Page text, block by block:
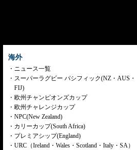
海外
ニュース一覧
スーパーラグビー パシフィック(NZ・AUS・
FIJ)
欧州チャンピオンズカップ
欧州チャレンジカップ
NPC(New Zealand)
カリーカップ(South Africa)
プレミアシップ(England)
URC（Ireland・Wales・Scotland・Italy・SA）